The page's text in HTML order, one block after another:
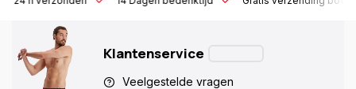
Klantenservice
Veelgestelde vragen